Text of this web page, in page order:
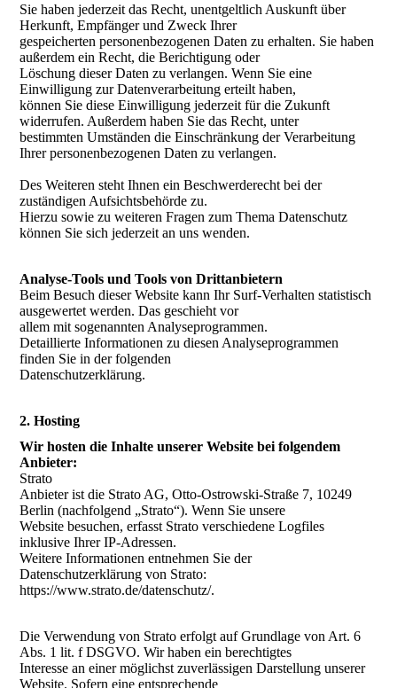
Sie haben jederzeit das Recht, unentgeltlich Auskunft über
Herkunft, Empfänger und Zweck Ihrer
gespeicherten personenbezogenen Daten zu erhalten. Sie haben
außerdem ein Recht, die Berichtigung oder
Löschung dieser Daten zu verlangen. Wenn Sie eine
Einwilligung zur Datenverarbeitung erteilt haben,
können Sie diese Einwilligung jederzeit für die Zukunft
widerrufen. Außerdem haben Sie das Recht, unter
bestimmten Umständen die Einschränkung der Verarbeitung
Ihrer personenbezogenen Daten zu verlangen.
Des Weiteren steht Ihnen ein Beschwerderecht bei der
zuständigen Aufsichtsbehörde zu.
Hierzu sowie zu weiteren Fragen zum Thema Datenschutz
können Sie sich jederzeit an uns wenden.
Analyse-Tools und Tools von Drittanbietern
Beim Besuch dieser Website kann Ihr Surf-Verhalten statistisch
ausgewertet werden. Das geschieht vor
allem mit sogenannten Analyseprogrammen.
Detaillierte Informationen zu diesen Analyseprogrammen
finden Sie in der folgenden
Datenschutzerklärung.
2. Hosting
Wir hosten die Inhalte unserer Website bei folgendem
Anbieter:
Strato
Anbieter ist die Strato AG, Otto-Ostrowski-Straße 7, 10249
Berlin (nachfolgend „Strato“). Wenn Sie unsere
Website besuchen, erfasst Strato verschiedene Logfiles
inklusive Ihrer IP-Adressen.
Weitere Informationen entnehmen Sie der
Datenschutzerklärung von Strato:
https://www.strato.de/datenschutz/.
Die Verwendung von Strato erfolgt auf Grundlage von Art. 6
Abs. 1 lit. f DSGVO. Wir haben ein berechtigtes
Interesse an einer möglichst zuverlässigen Darstellung unserer
Website. Sofern eine entsprechende